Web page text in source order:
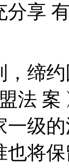
分享
缔
法
一级
也将